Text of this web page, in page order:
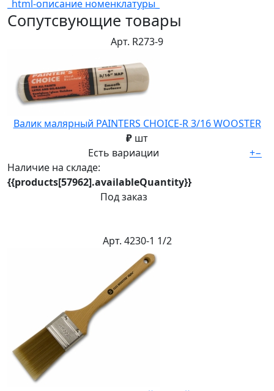
_html-описание номенклатуры_
Сопутсвующие товары
Арт. R273-9
Валик малярный PAINTERS CHOICE-R 3/16 WOOSTER
₽ шт
Есть вариации
Наличие на складе:
{{products[57962].availableQuantity}}
Под заказ
+−
Арт. 4230-1 1/2